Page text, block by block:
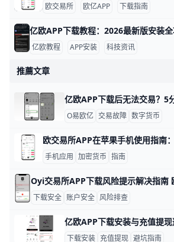
欧交易所 欧亿APP 下载指南
亿欧教程 APP安装 科技资讯
推薦文章
O易欧亿 交易故障 数字货币
手机应用 加密货币 指南
下载安全 账户安全 风险排查
下载安装 充值提现 避坑指南